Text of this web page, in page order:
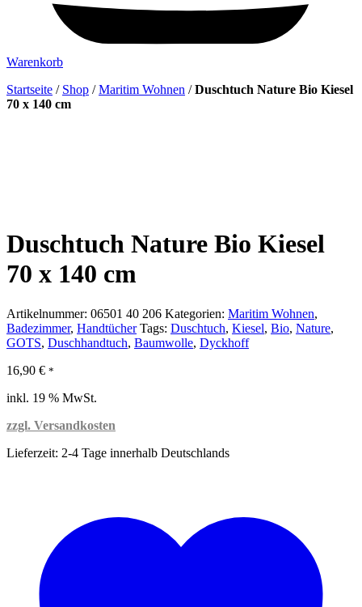
Warenkorb
Startseite / Shop /Maritim Wohnen /Duschtuch Nature Bio Kiesel
70 x 140 cm
Duschtuch Nature Bio Kiesel
70 x 140 cm
Artikelnummer: 06501 40 206 Kategorien: Maritim Wohnen,
Badezimmer, Handtücher Tags: Duschtuch, Kiesel, Bio, Nature,
GOTS, Duschhandtuch, Baumwolle, Dyckhoff
16,90 € *
inkl. 19 % MwSt.
zzgl. Versandkosten
Lieferzeit: 2-4 Tage innerhalb Deutschlands